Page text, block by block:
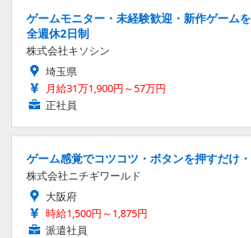
ゲームモニター・未経験歓迎・新作ゲーム
全週休2日制
株式会社キソシン
埼玉県
月給31万1,900円～57万円
正社員
ゲーム感覚でコツコツ・ボタンを押すだけ
株式会社ニチギワールド
大阪府
時給1,500円～1,875円
派遣社員